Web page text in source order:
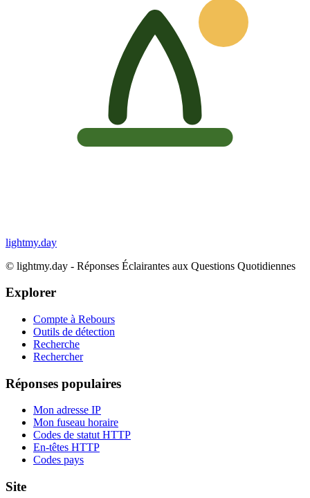
lightmy.day
© lightmy.day - Réponses Éclairantes aux Questions Quotidiennes
Explorer
Compte à Rebours
Outils de détection
Recherche
Rechercher
Réponses populaires
Mon adresse IP
Mon fuseau horaire
Codes de statut HTTP
En-têtes HTTP
Codes pays
Site